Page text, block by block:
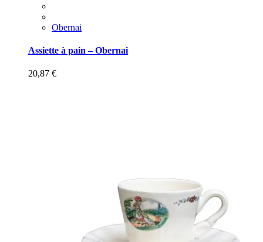
Obernai
Assiette à pain – Obernai
20,87 €